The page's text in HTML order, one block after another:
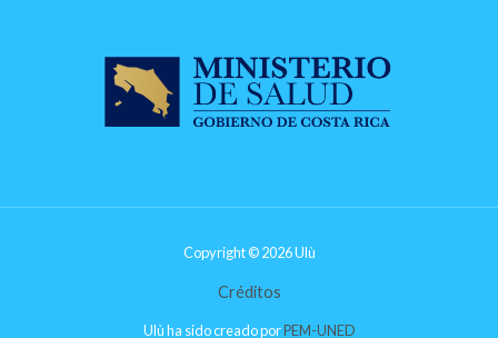
Copyright © 2026 Ulù
Créditos
Ulù ha sido creado porPEM-UNED